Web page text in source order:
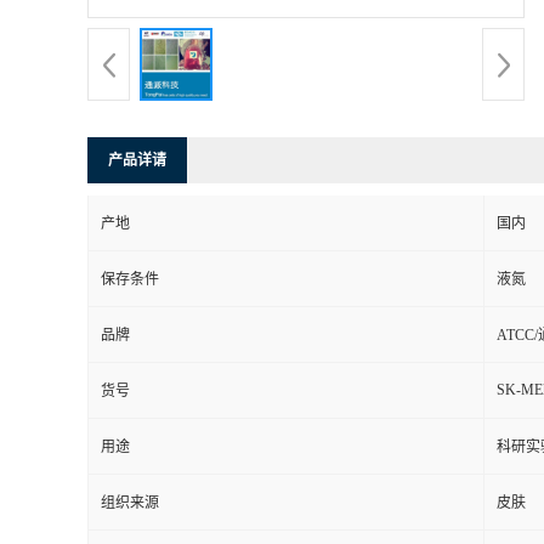
产品详请
产地 国内
保存条件 液氮
品牌 ATCC/
货号 SK-
用途 科研实
组织来源 皮肤